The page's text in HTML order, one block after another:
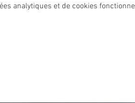
analytiques et de cookies